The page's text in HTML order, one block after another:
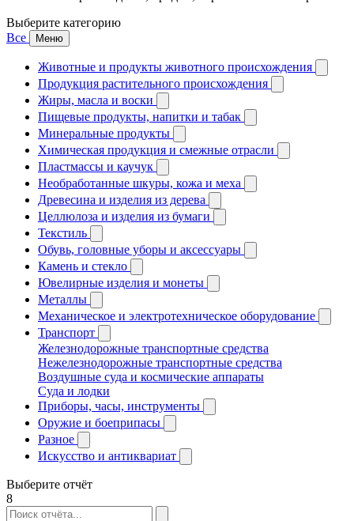
Выберите категорию
Все
Меню
Животные и продукты животного происхождения
Продукция растительного происхождения
Жиры, масла и воски
Пищевые продукты, напитки и табак
Минеральные продукты
Химическая продукция и смежные отрасли
Пластмассы и каучук
Необработанные шкуры, кожа и меха
Древесина и изделия из дерева
Целлюлоза и изделия из бумаги
Текстиль
Обувь, головные уборы и аксессуары
Камень и стекло
Ювелирные изделия и монеты
Металлы
Механическое и электротехническое оборудование
Транспорт
Железнодорожные транспортные средства
Нежелезнодорожные транспортные средства
Воздушные суда и космические аппараты
Суда и лодки
Приборы, часы, инструменты
Оружие и боеприпасы
Разное
Искусство и антиквариат
Выберите отчёт
8